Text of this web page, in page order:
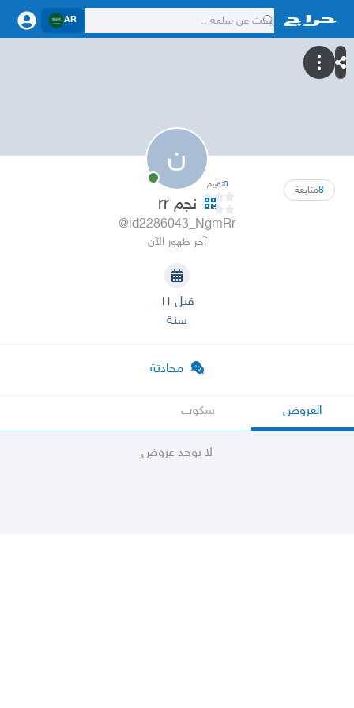
AR
ن
8متابعة 0تقييم
نجم rr
@id2286043_NgmRr
آخر ظهور الآن
قبل ١١
سنة
محادثة
العروض سكوب
لا يوجد عروض